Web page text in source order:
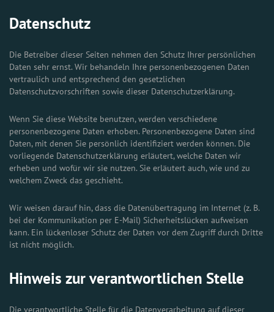
Datenschutz
Die Betreiber dieser Seiten nehmen den Schutz Ihrer persönlichen
Daten sehr ernst. Wir behandeln Ihre personenbezogenen Daten
vertraulich und entsprechend den gesetzlichen
Datenschutzvorschriften sowie dieser Datenschutzerklärung.
Wenn Sie diese Website benutzen, werden verschiedene
personenbezogene Daten erhoben. Personenbezogene Daten sind
Daten, mit denen Sie persönlich identifiziert werden können. Die
vorliegende Datenschutzerklärung erläutert, welche Daten wir
erheben und wofür wir sie nutzen. Sie erläutert auch, wie und zu
welchem Zweck das geschieht.
Wir weisen darauf hin, dass die Datenübertragung im Internet (z. B.
bei der Kommunikation per E-Mail) Sicherheitslücken aufweisen
kann. Ein lückenloser Schutz der Daten vor dem Zugriff durch Dritte
ist nicht möglich.
Hinweis zur verantwortlichen Stelle
Die verantwortliche Stelle für die Datenverarbeitung auf dieser